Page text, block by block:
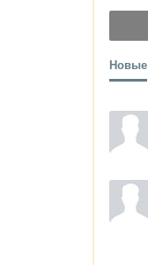
Новые